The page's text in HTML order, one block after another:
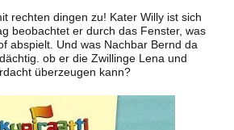
rechten dingen zu! Kater Willy ist sich
beobachtet er durch das Fenster, was
abspielt. Und was Nachbar Bernd da
ob er die Zwillinge Lena und
überzeugen kann?